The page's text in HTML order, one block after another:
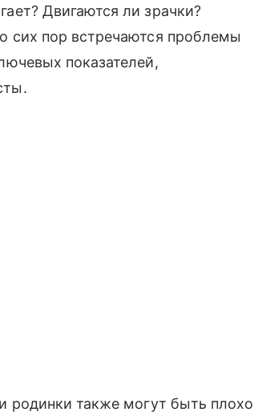
Двигаются ли зрачки?
сих пор встречаются проблемы
показателей,
родинки также могут быть плохо